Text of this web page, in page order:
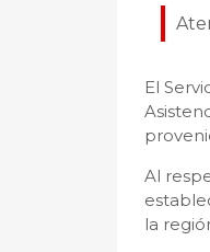
El
Al
la